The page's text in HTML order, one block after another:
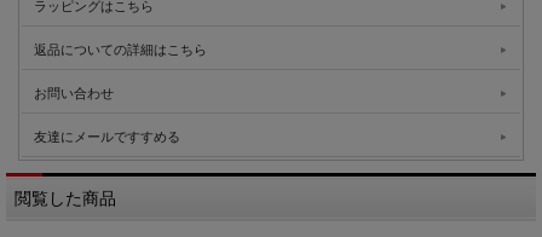
ラッピングはこちら
返品についての詳細はこちら
お問い合わせ
友達にメールですすめる
閲覧した商品